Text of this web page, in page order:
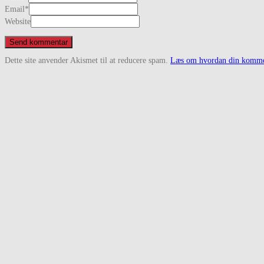
Email *
Website
Dette site anvender Akismet til at reducere spam. Læs om hvordan din